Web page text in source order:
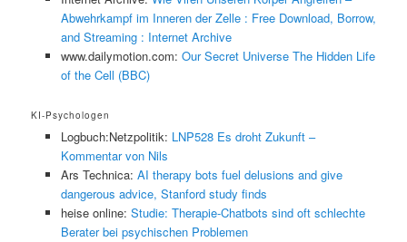
Abwehrkampf im Inneren der Zelle : Free Download, Borrow,
and Streaming : Internet Archive
www.dailymotion.com: Our Secret Universe The Hidden Life
of the Cell (BBC)
KI-Psychologen
Logbuch:Netzpolitik: LNP528 Es droht Zukunft –
Kommentar von Nils
Ars Technica: AI therapy bots fuel delusions and give
dangerous advice, Stanford study finds
heise online: Studie: Therapie-Chatbots sind oft schlechte
Berater bei psychischen Problemen